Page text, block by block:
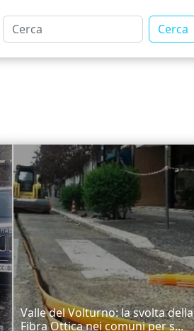
Cerca
Valle del Volturno: la svolta della
Fibra Ottica nei comuni per s...